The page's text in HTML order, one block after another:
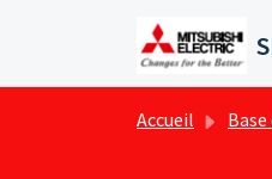
Accueil Base de